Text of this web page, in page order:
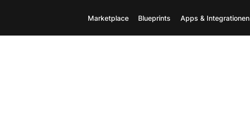
Marketplace Blueprints Apps & Integrationen